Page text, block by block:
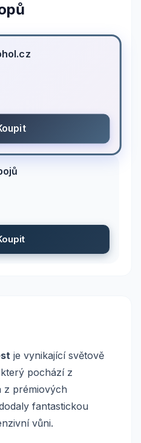
je vynikající světově
pochází z
z prémiových
fantastickou
vůni.